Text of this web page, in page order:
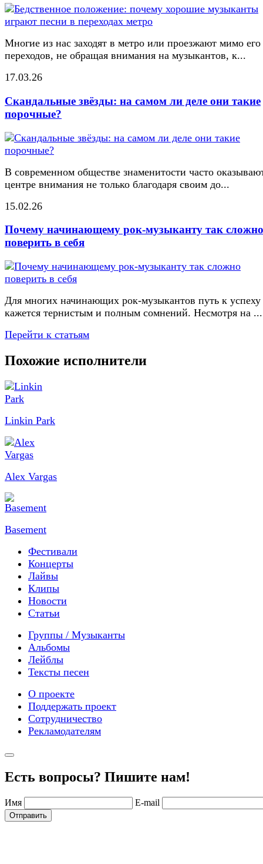
Многие из нас заходят в метро или проезжают мимо его
переходов, не обращая внимания на музыкантов, к...
17.03.26
Скандальные звёзды: на самом ли деле они такие
порочные?
В современном обществе знаменитости часто
центре внимания не только благодаря своим до...
15.02.26
Почему начинающему рок-музыканту так сложно
поверить в себя
Для многих начинающих рок-музыкантов путь к успеху
кажется тернистым и полным сомнений. Несмотря на ...
Перейти к статьям
Похожие исполнители
Linkin Park
Alex Vargas
Basement
Фестивали
Концерты
Лайвы
Клипы
Новости
Статьи
Группы / Музыканты
Альбомы
Лейблы
Тексты песен
О проекте
Поддержать проект
Сотрудничество
Рекламодателям
Есть вопросы? Пишите нам!
Имя E-mail